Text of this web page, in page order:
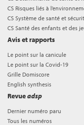
CS Risques liés à
CS Système de santé et
CS Santé des enfants et des
Avis et rapports
Le point sur la canicule
Le point sur la Covid-19
Grille Domiscore
English synthesis
Revueadsp
Dernier numéro paru
Tous les numéros